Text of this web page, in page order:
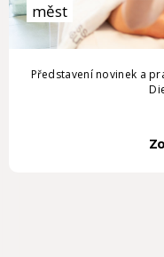
měst
Představení novinek a